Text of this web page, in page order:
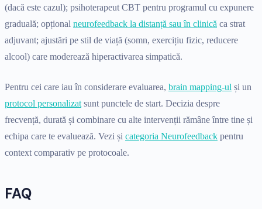
(dacă este cazul); psihoterapeut CBT pentru programul cu expunere
graduală; opțional neurofeedback la distanță sau în clinică ca strat
adjuvant; ajustări pe stil de viață (somn, exercițiu fizic, reducere
alcool) care moderează hiperactivarea simpatică.
Pentru cei care iau în considerare evaluarea, brain mapping-ul și un
protocol personalizat sunt punctele de start. Decizia despre
frecvență, durată și combinare cu alte intervenții rămâne între tine și
echipa care te evaluează. Vezi și categoria Neurofeedback pentru
context comparativ pe protocoale.
FAQ